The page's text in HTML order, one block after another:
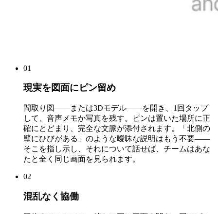
01
現実を図面にピン留め
間取り図——または3Dモデル——を開き、1回タップ
して、音声メモか写真を残す。ピンは置いた場所に正
確にとどまり、完全な文脈が添付されます。「北側の
壁にひびがある」のような曖昧な説明はもう不要——
そこを指し示し、それについて話せば、チームはあな
たと全く同じ画面を見られます。
02
混乱なく協働